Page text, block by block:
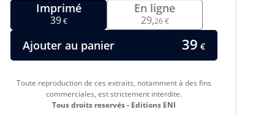
Imprimé
39€
En ligne
29,26 €
Ajouter au panier 39 €
Toute reproduction de ces extraits, notamment à des fins
commerciales, est strictement interdite.
Tous droits reservés - Editions ENI